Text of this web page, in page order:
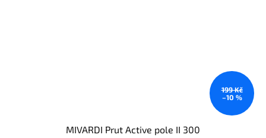
199 Kč
–10 %
MIVARDI Prut Active pole II 300